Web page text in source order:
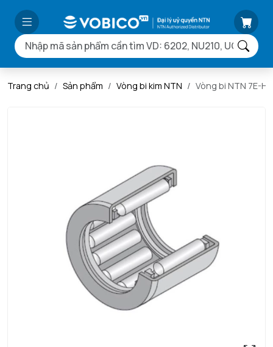
Trang chủ Sản phẩm Vòng bi kim NTN Vòng bi NTN 7E-